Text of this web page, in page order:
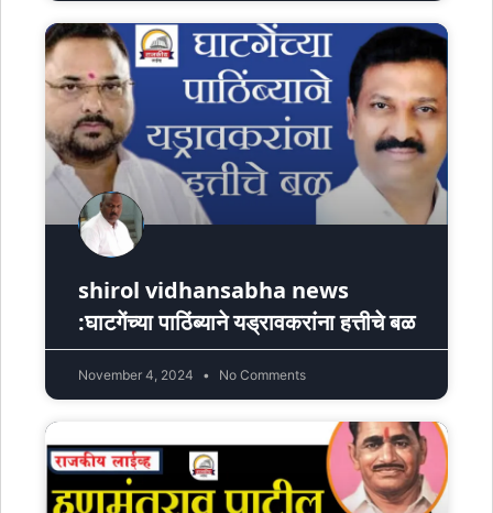
shirol vidhansabha news
:घाटगेंच्या पाठिंब्याने यड्रावकरांना हत्तीचे बळ
November 4, 2024 No Comments